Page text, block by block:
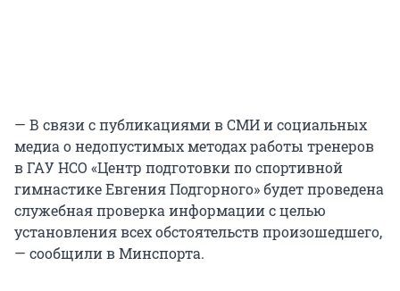
— В связи с публикациями в СМИ и социальных
медиа о недопустимых методах работы тренеров
в ГАУ НСО «Центр подготовки по спортивной
гимнастике Евгения Подгорного» будет проведена
служебная проверка информации с целью
установления всех обстоятельств произошедшего,
— сообщили в Минспорта.